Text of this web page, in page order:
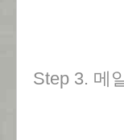
Step 3. 메